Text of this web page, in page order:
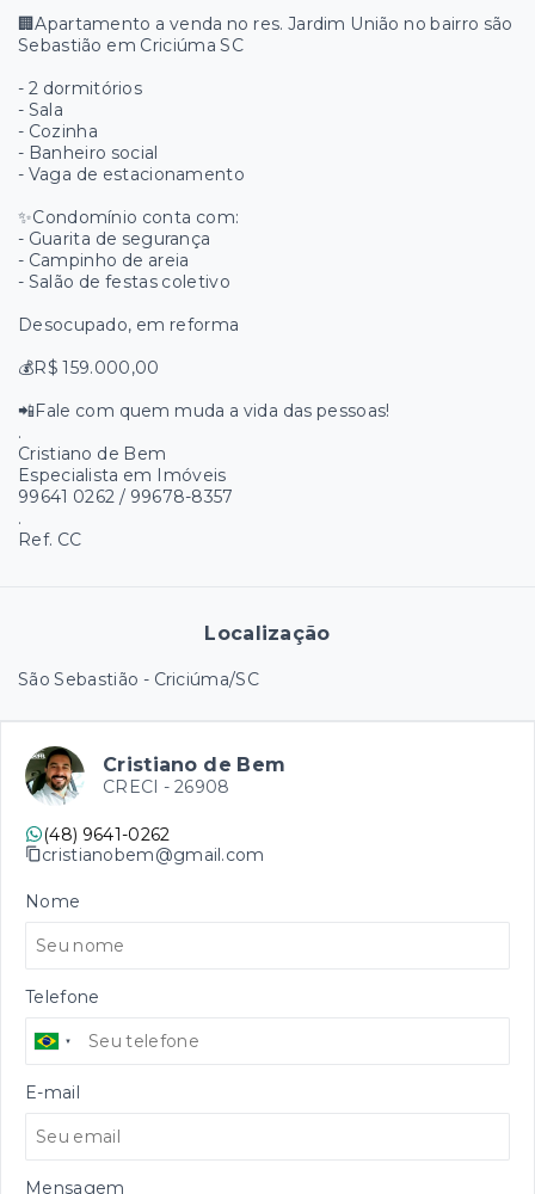
🏢Apartamento a venda no res. Jardim União no bairro são
Sebastião em Criciúma SC
- 2 dormitórios
- Sala
- Cozinha
- Banheiro social
- Vaga de estacionamento
✨Condomínio conta com:
- Guarita de segurança
- Campinho de areia
- Salão de festas coletivo
Desocupado, em reforma
💰R$ 159.000,00
📲Fale com quem muda a vida das pessoas!
.
Cristiano de Bem
Especialista em Imóveis
99641 0262 / 99678-8357
.
Ref. CC
Localização
São Sebastião - Criciúma/SC
Cristiano de Bem
CRECI - 26908
(48) 9641-0262
cristianobem@gmail.com
Nome
Telefone
E-mail
Mensagem